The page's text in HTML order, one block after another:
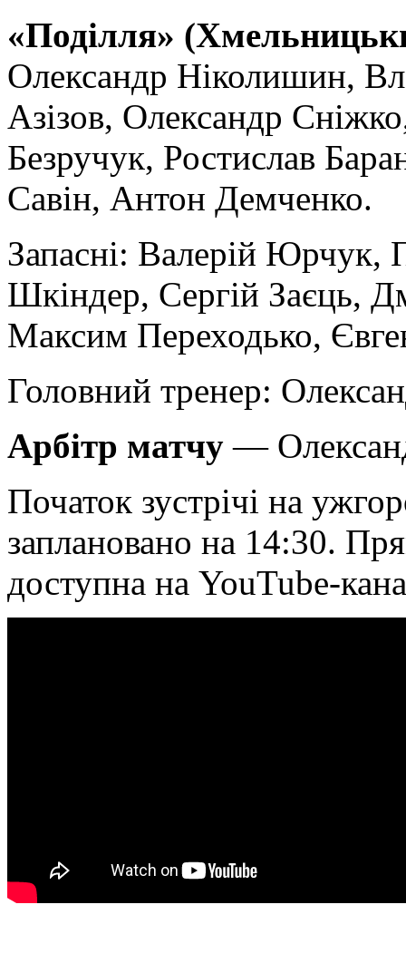
«Поділля»
Олександр Ніколишин,
Азізов, Олександр
Безручук, Ростислав
Савін, Антон Демченко.
Запасні: Валерій Юрчук,
Шкіндер, Сергій Заєць,
Максим Переходько,
Головний тренер:
Арбітр матчу —
Початок зустрічі на
заплановано на 14:30.
доступна на YouTube-